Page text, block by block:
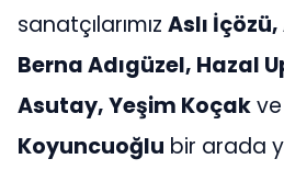
sanatçılarımız Aslı
Berna Adıgüzel, Hazal
Asutay, Yeşim Koçakve
Koyuncuoğlu bir arada